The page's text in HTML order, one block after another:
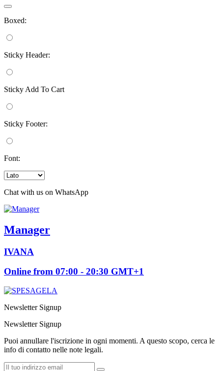
Boxed:
Sticky Header:
Sticky Add To Cart
Sticky Footer:
Font:
Chat with us on WhatsApp
Manager
IVANA
Online from 07:00 - 20:30 GMT+1
Newsletter Signup
Newsletter Signup
Puoi annullare l'iscrizione in ogni momenti. A questo scopo, cerca le
info di contatto nelle note legali.